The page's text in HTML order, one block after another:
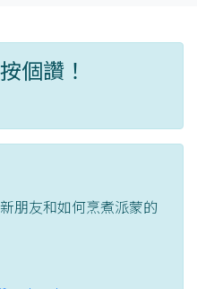
個讚！
朋友和如何烹煮派蒙的